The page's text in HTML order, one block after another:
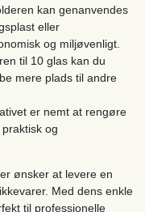
kan genanvendes
eller
og miljøvenligt.
til 10 glas kan du
mere plads til andre
er nemt at rengøre
og
ønsker at levere en
Med dens enkle
til professionelle